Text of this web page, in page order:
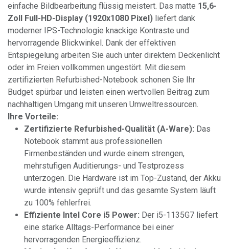
einfache Bildbearbeitung flüssig meistert. Das matte 15,6-
Zoll Full-HD-Display (1920x1080 Pixel) liefert dank
moderner IPS-Technologie knackige Kontraste und
hervorragende Blickwinkel. Dank der effektiven
Entspiegelung arbeiten Sie auch unter direktem Deckenlicht
oder im Freien vollkommen ungestört. Mit diesem
zertifizierten Refurbished-Notebook schonen Sie Ihr
Budget spürbar und leisten einen wertvollen Beitrag zum
nachhaltigen Umgang mit unseren Umweltressourcen.
Ihre Vorteile:
Zertifizierte Refurbished-Qualität (A-Ware): Das
Notebook stammt aus professionellen
Firmenbeständen und wurde einem strengen,
mehrstufigen Auditierungs- und Testprozess
unterzogen. Die Hardware ist im Top-Zustand, der Akku
wurde intensiv geprüft und das gesamte System läuft
zu 100% fehlerfrei.
Effiziente Intel Core i5 Power: Der i5-1135G7 liefert
eine starke Alltags-Performance bei einer
hervorragenden Energieeffizienz.